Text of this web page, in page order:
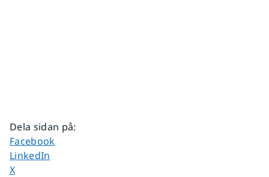
Dela sidan på:
Dela sidan på
Facebook
Dela sidan på
LinkedIn
Dela sidan på
X